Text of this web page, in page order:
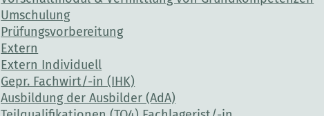
Umschulung
Prüfungsvorbereitung
Extern
Extern Individuell
Gepr. Fachwirt/-in (IHK)
Ausbildung der Ausbilder (AdA)